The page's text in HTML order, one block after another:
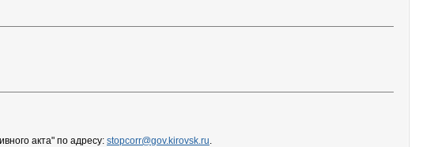
акта" по адресу: stopcorr@gov.kirovsk.ru.